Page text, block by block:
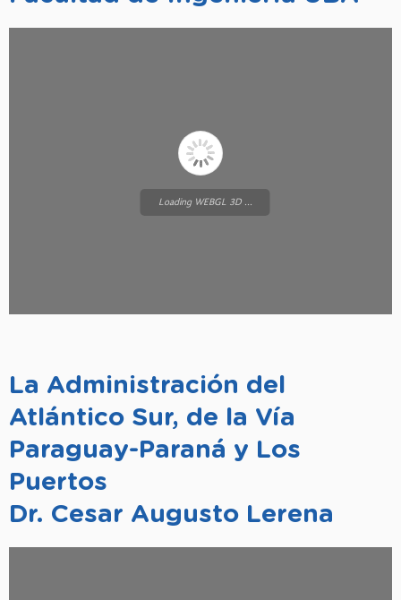
Loading WEBGL 3D ...
La Administración del
Atlántico Sur, de la Vía
Paraguay-Paraná y Los
Puertos
Dr. Cesar Augusto Lerena